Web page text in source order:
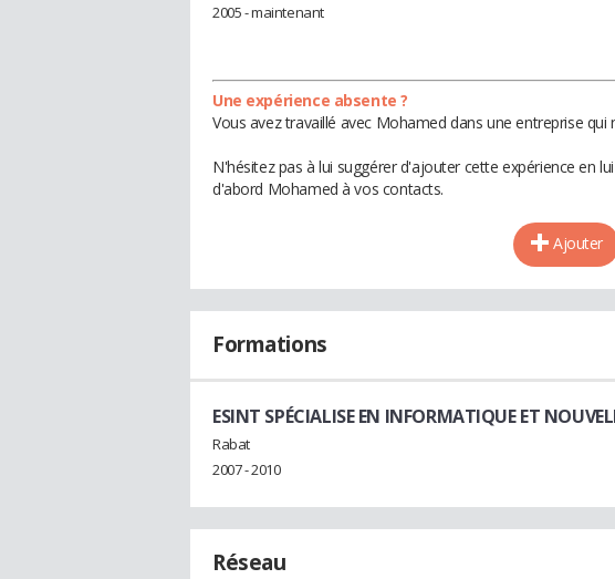
2005 - maintenant
Une expérience absente ?
Vous avez travaillé avec Mohamed dans une entreprise qui
N'hésitez pas à lui suggérer d'ajouter cette expérience en
d'abord Mohamed à vos contacts.
Ajouter
Formations
ESINT SPÉCIALISE EN INFORMATIQUE ET
Rabat
2007 - 2010
Réseau